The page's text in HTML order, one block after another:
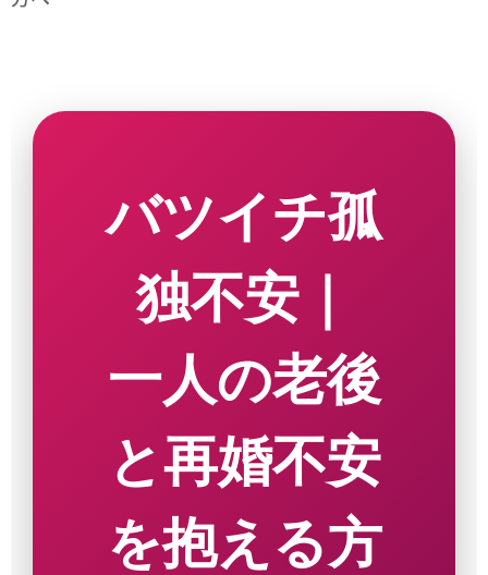
バツイチ孤
独不安｜
一人の老後
と再婚不安
を抱える方